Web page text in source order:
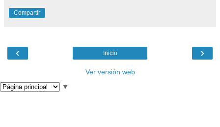
Compartir
‹ ›
Inicio
Ver versión web
▼